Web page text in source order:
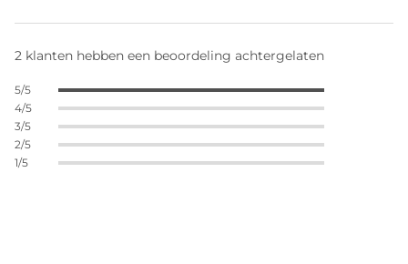
2 klanten hebben een beoordeling achtergelaten
5/5
4/5
3/5
2/5
1/5